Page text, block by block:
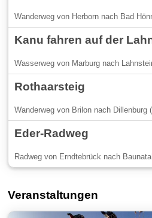
Wanderweg von Herborn nach Bad
Kanu fahren auf der
Wasserweg von Marburg nach
Rothaarsteig
Wanderweg von Brilon nach Dillenburg
Eder-Radweg
Radweg von Erndtebrück nach
Veranstaltungen